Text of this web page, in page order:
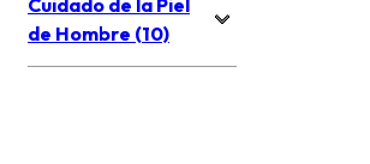
Cuidado de la Piel
de Hombre (10)